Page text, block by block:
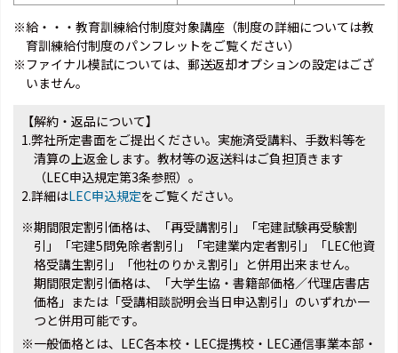
※給・・・教育訓練給付制度対象講座（制度の詳細については教
育訓練給付制度のパンフレットをご覧ください）
※ファイナル模試については、郵送返却オプションの設定はござ
いません。
【解約・返品について】
1.弊社所定書面をご提出ください。実施済受講料、手数料等を
清算の上返金します。教材等の返送料はご負担頂きます
（LEC申込規定第3条参照）。
2.詳細はLEC申込規定をご覧ください。
※期間限定割引価格は、「再受講割引」「宅建試験再受験割
引」「宅建5問免除者割引」「宅建業内定者割引」「LEC他資
格受講生割引」「他社のりかえ割引」と併用出来ません。
期間限定割引価格は、「大学生協・書籍部価格／代理店書店
価格」または「受講相談説明会当日申込割引」のいずれか一
つと併用可能です。
※一般価格とは、LEC各本校・LEC提携校・LEC通信事業本部・